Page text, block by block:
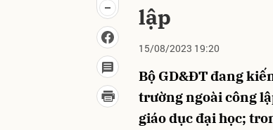
lập
15/08/2023 19:20
Bộ GD&ĐT đang
trường ngoài công
giáo dục đại học;